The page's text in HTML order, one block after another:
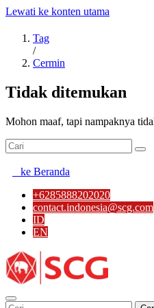
Lewati ke konten utama
Tag
/
Cermin
Tidak ditemukan
Mohon maaf, tapi nampaknya
ke Beranda
+6285888202020
contact.indonesia@scg.com
ID
EN